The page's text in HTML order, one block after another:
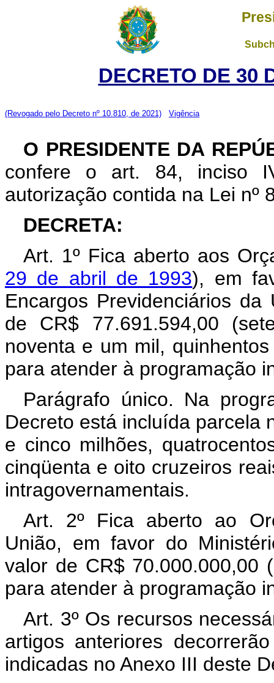
DECRETO DE 30
(Revogado pelo Decreto nº 10.810, de 2021) Vigência
O PRESIDENTE DA
confere o art. 84, inciso
autorização contida na Lei nº
DECRETA:
Art. 1º Fica aberto aos
29 de abril de 1993), em
Encargos Previdenciários
de CR$ 77.691.594,00
noventa e um mil,
para atender à programação
Parágrafo único. Na
Decreto está incluída parcela
e cinco milhões,
cinqüenta e oito cruzeiros
intragovernamentais.
Art. 2º Fica aberto ao
União, em favor do
valor de CR$ 70.000.000,00
para atender à programação
Art. 3º Os recursos
artigos anteriores
indicadas no Anexo III deste